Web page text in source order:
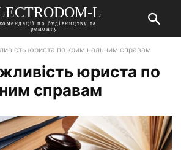
L
по будівництву та
ремонту
юриста по кримінальним справам
юриста по
справам